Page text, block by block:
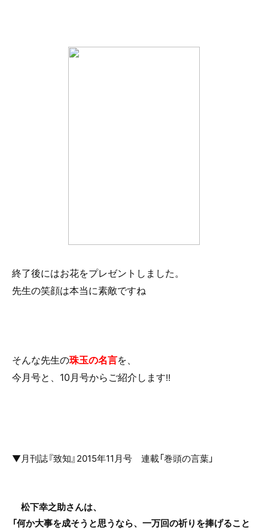
終了後にはお花をプレゼントしました。
先生の笑顔は本当に素敵ですね
そんな先生の珠玉の名言を、
今月号と、10月号からご紹介します!!
▼月刊誌『致知』2015年11月号 連載「巻頭の言葉」
松下幸之助さんは、
「何か大事を成そうと思うなら、一万回の祈りを捧げること